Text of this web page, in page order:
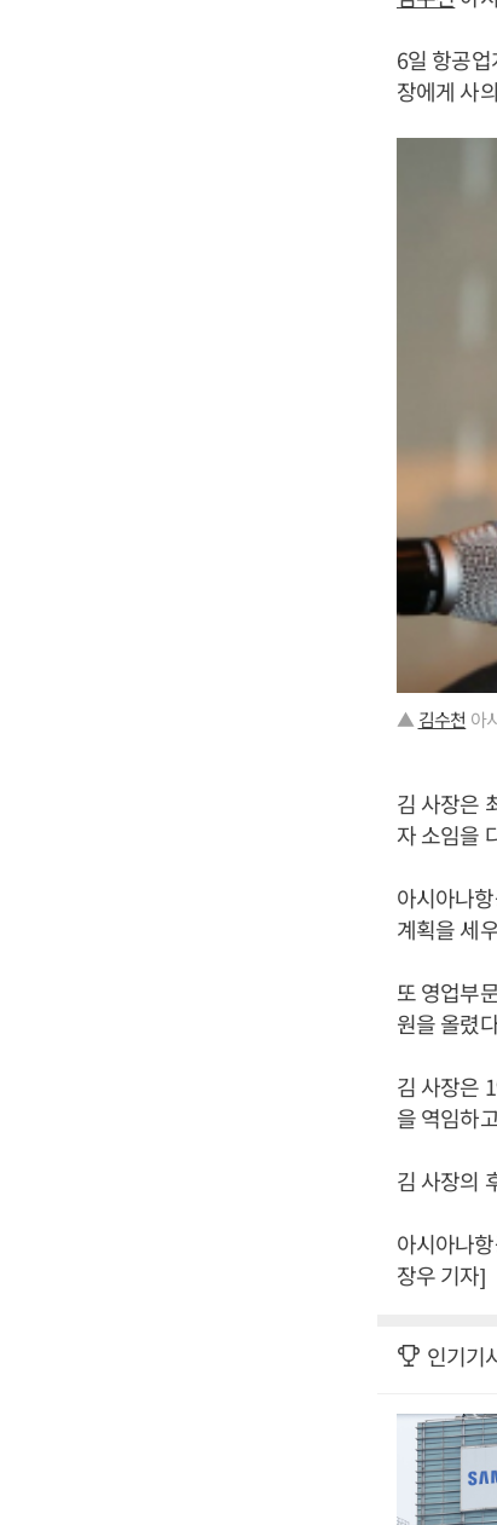
6일 항공
장에게 사
▲ 김수천 아
김 사장은
자 소임을
아시아나
계획을 세
또 영업부
원을 올렸
김 사장은
을 역임하
김 사장의
아시아나
장우 기자]
인기기